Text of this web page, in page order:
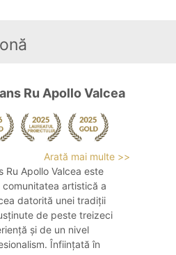
Ru Apollo Valcea
Arată mai multe >>
Ru Apollo Valcea este
artistică a
datorită unei tradiții
de peste treizeci
și de un nivel
Înființată în